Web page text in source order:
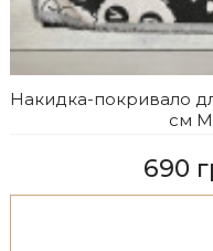
Накидка-покривало
см
690